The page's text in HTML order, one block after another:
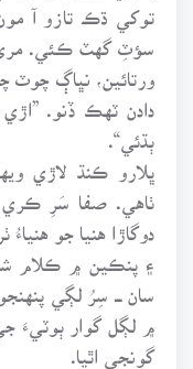
توکي ڌڪ تازو آ
سؤٽِ گهٽ ڪئي. مري
ورتائين، نڀاڳ چوٽ
دادن ٽهڪ ڏنو.
ٻڌئي“.
ڀلارو ڪنڌ لاڙي
ٺاهي. صفا سَرِ ڪري
دوگاڙا هنيا جو هنياءُ
۽ پنڪين ۾ ڪلام
سان ـــ سِرُ لڳي
۾ لڳل گوار ٻوٽيءَ
گونجي اٿيا.